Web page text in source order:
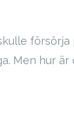
försörja
Men hur är